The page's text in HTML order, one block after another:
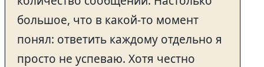
большое, что в какой-то момент
понял: ответить каждому отдельно я
просто не успеваю. Хотя честно